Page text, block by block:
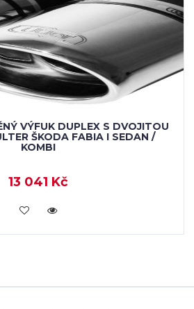
VÝFUK DUPLEX S DVOJITOU
ŠKODA FABIA I SEDAN /
KOMBI
13 041 Kč
KOUPIT